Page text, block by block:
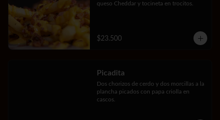
queso Cheddar y tocineta en trocitos.
$23.500
Picadita
Dos chorizos de cerdo y dos morcillas a la
plancha picados con papa criolla en
cascos.